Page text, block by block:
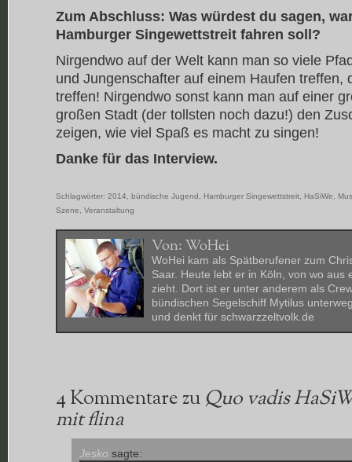
Zum Abschluss: Was würdest du sagen,
Hamburger Singewettstreit fahren soll?
Nirgendwo auf der Welt kann man so viele
und Jungenschafter auf einem Haufen treffen,
treffen! Nirgendwo sonst kann man auf einer
großen Stadt (der tollsten noch dazu!) den
zeigen, wie viel Spaß es macht zu singen!
Danke für das Interview.
Schlagwörter: 2014, bündische Jugend, Hamburger Singewettstreit, HaSiWe,
Szene, Veranstaltung
Von:WoHei
WoHei kam als Spätberufener zum
Saar. Heute lebt er in Köln, von wo aus
zieht. Dort ist er unter anderem als
bündischen Segelschiff Mytilus
und denkt für schwarzzeltvolk.de
4 Kommentare zu Quo vadis
mit flina
Jesko sagte: